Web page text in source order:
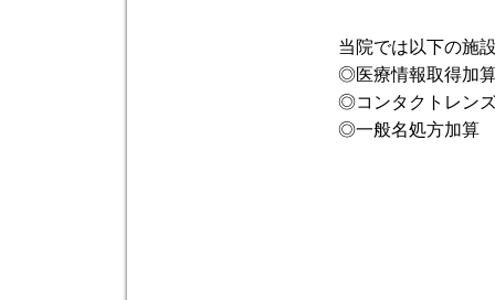
当院では以下の施
◎医療情報取得加
◎コンタクトレン
◎一般名処方加算